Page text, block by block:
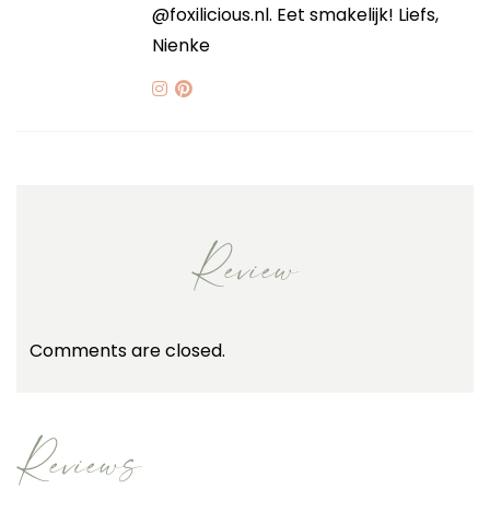
@foxilicious.nl. Eet smakelijk! Liefs,
Nienke
Review
Comments are closed.
Reviews